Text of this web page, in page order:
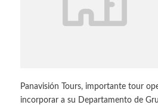
Panavisión Tours, importante tour
incorporar a su Departamento de